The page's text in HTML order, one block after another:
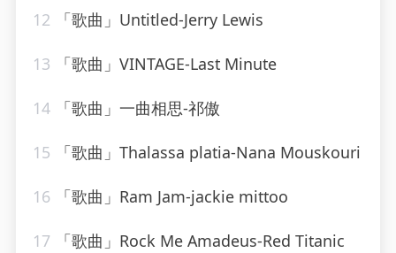
12 「歌曲」Untitled-Jerry Lewis
13 「歌曲」VINTAGE-Last Minute
14 「歌曲」一曲相思-祁傲
15 「歌曲」Thalassa platia-Nana Mouskouri
16 「歌曲」Ram Jam-jackie mittoo
17 「歌曲」Rock Me Amadeus-Red Titanic